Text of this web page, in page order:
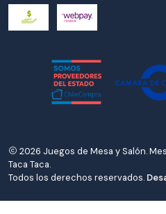
2026 Juegos de Mesa y Salón.
Taca Taca.
Todos los derechos reservados.